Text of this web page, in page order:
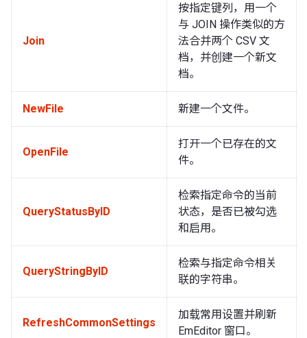
Join
按指定键列，用一个
与 JOIN 操作类似的方
法合并两个 CSV 文
档，并创建一个新文
档。
NewFile 新建一个文件。
OpenFile
打开一个已存在的文
件。
QueryStatusByID
检索指定命令的当前
状态，是否已被勾选
和启用。
QueryStringByID
检索与指定命令相关
联的字符串。
RefreshCommonSettings
加载常用设置并刷新
EmEditor 窗口。